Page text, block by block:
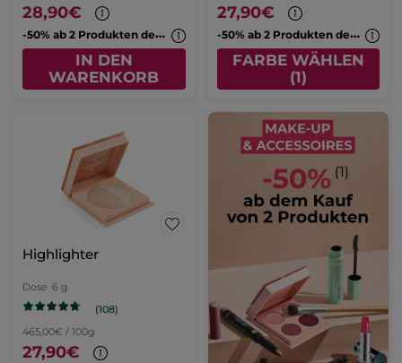
28,90€
-
50% ab 2 Produkten deiner Wahl
IN DEN
WARENKORB
27,90€
-
50% ab 2 Produkten deiner Wahl
FARBE WÄHLEN
(1)
Highlighter
Dose 6 g
(108)
465,00€ / 100g
27,90€